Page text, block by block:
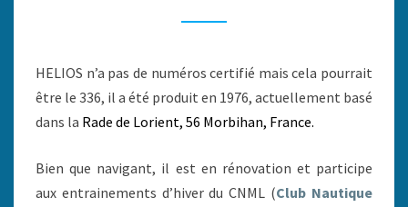
HELIOS n’a pas de numéros certifié mais cela pourrait
être le 336, il a été produit en 1976, actuellement basé
dans la Rade de Lorient, 56 Morbihan, France.
Bien que navigant, il est en rénovation et participe
aux entrainements d’hiver du CNML (Club Nautique